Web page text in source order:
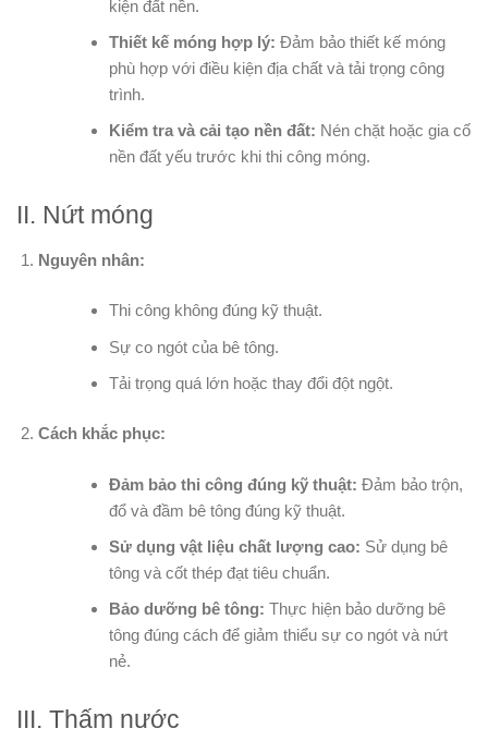
kiện đất nền.
Thiết kế móng hợp lý: Đảm bảo thiết kế móng
phù hợp với điều kiện địa chất và tải trọng công
trình.
Kiểm tra và cải tạo nền đất: Nén chặt hoặc gia cố
nền đất yếu trước khi thi công móng.
II. Nứt móng
Nguyên nhân:
Thi công không đúng kỹ thuật.
Sự co ngót của bê tông.
Tải trọng quá lớn hoặc thay đổi đột ngột.
Cách khắc phục:
Đảm bảo thi công đúng kỹ thuật: Đảm bảo trộn,
đổ và đầm bê tông đúng kỹ thuật.
Sử dụng vật liệu chất lượng cao: Sử dụng bê
tông và cốt thép đạt tiêu chuẩn.
Bảo dưỡng bê tông: Thực hiện bảo dưỡng bê
tông đúng cách để giảm thiểu sự co ngót và nứt
nẻ.
III. Thấm nước